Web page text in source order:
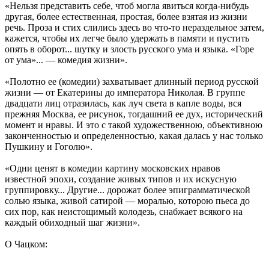
«Нельзя представить себе, чтоб могла явиться когда-нибудь
другая, более естественная, простая, более взятая из жизни
речь. Проза и стих слились здесь во что-то нераздельное затем,
кажется, чтобы их легче было удержать в памяти и пустить
опять в оборот... шутку и злость русского ума и языка. «Горе
от ума»... — комедия жизни».
«Полотно ее (комедии) захватывает длинный период русской
жизни — от Екатерины до императора Николая. В группе
двадцати лиц отразилась, как луч света в капле воды, вся
прежняя Москва, ее рисунок, тогдашний ее дух, исторический
момент и нравы. И это с такой художественною, объективною
законченностью и определенностью, какая далась у нас только
Пушкину и Гоголю».
«Одни ценят в комедии картину московских нравов
известной эпохи, создание живых типов и их искусную
группировку... Другие... дорожат более эпиграмматической
солью языка, живой сатирой — моралью, которою пьеса до
сих пор, как неистощимый колодезь, снабжает всякого на
каждый обиходный шаг жизни».
О Чацком: